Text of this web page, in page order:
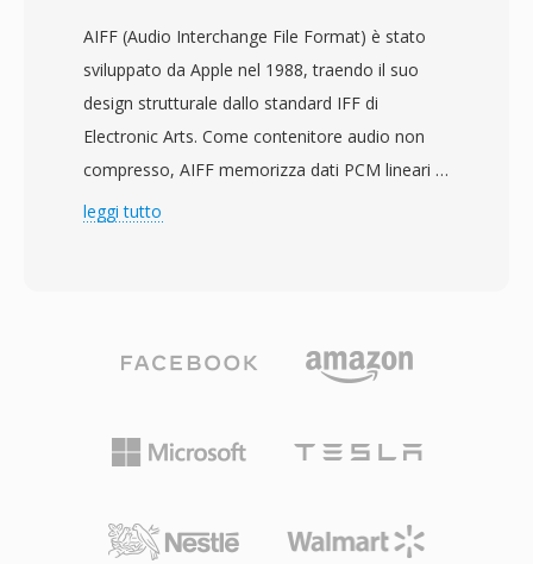
spaziali più fini e dinamiche a basso livello. Il
formato codifica l&#039;audio utilizzando
ADPCM a sottobande combinato con
campo sonoro percettivamente ricco. La
variante estesa, DTS-HD Master Audio,
adozione hardware tra ricevitori AV, console da
gioco e sistemi di infotainment automobilistici,
errori che attenua piccoli difetti di disco o
surround destinati a supporti fisici o streaming
di alta gamma, DTS rappresenta un percorso
AIFF (Audio Interchange File Format) è stato
sviluppato da Apple nel 1988, traendo il suo
design strutturale dallo standard IFF di
Electronic Arts. Come contenitore audio non
compresso, AIFF memorizza dati PCM lineari a
piena qualità CD — tipicamente 16 bit a 44,1
marcatori, definizioni di strumenti e commenti.
affidano frequentemente ad AIFF perchè
garantisce fedeltà bit-perfect in ogni fase di
è l&#039;assenza totale di perdita
leggi tutto